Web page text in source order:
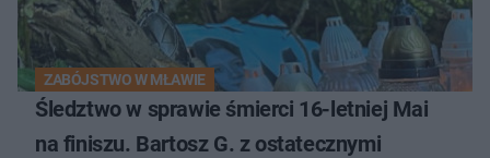
ZABÓJSTWO W MŁAWIE
Śledztwo w sprawie śmierci 16-letniej Mai
na finiszu. Bartosz G. z ostatecznymi